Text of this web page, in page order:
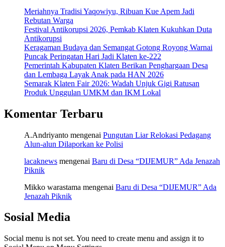
Meriahnya Tradisi Yaqowiyu, Ribuan Kue Apem Jadi
Rebutan Warga
Festival Antikorupsi 2026, Pemkab Klaten Kukuhkan Duta
Antikorupsi
Keragaman Budaya dan Semangat Gotong Royong Warnai
Puncak Peringatan Hari Jadi Klaten ke-222
Pemerintah Kabupaten Klaten Berikan Penghargaan Desa
dan Lembaga Layak Anak pada HAN 2026
Semarak Klaten Fair 2026: Wadah Unjuk Gigi Ratusan
Produk Unggulan UMKM dan IKM Lokal
Komentar Terbaru
A.Andriyanto mengenai Pungutan Liar Relokasi Pedagang
Alun-alun Dilaporkan ke Polisi
lacaknews mengenai Baru di Desa “DIJEMUR” Ada Jenazah
Piknik
Mikko warastama mengenai Baru di Desa “DIJEMUR” Ada
Jenazah Piknik
Sosial Media
Social menu is not set. You need to create menu and assign it to